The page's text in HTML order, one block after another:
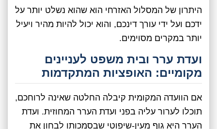
היתרון של המסלול האזרחי הוא שהוא נשלט יותר על
ידכם ועל ידי עורך דינכם, והוא יכול להיות מהיר ויעיל
יותר במקרים מסוימים.
ועדת ערר ובית משפט לעניינים
מקומיים: האופציות המתקדמות
אם הוועדה המקומית קיבלה החלטה שאינה לרוחכם,
תוכלו לערור עליה בפני ועדת הערר המחוזית. ועדת
הערר היא גוף מעין-שיפוטי שבסמכותו לבחון את